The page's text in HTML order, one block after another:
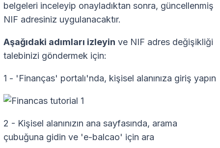
belgeleri inceleyip onayladıktan sonra, güncellenmiş
NIF adresiniz uygulanacaktır.
Aşağıdaki adımları izleyin ve NIF adres değişikliği
talebinizi göndermek için:
1 - 'Finanças' portalı'nda, kişisel alanınıza giriş yapın
2 - Kişisel alanınızın ana sayfasında, arama
çubuğuna gidin ve 'e-balcao' için ara